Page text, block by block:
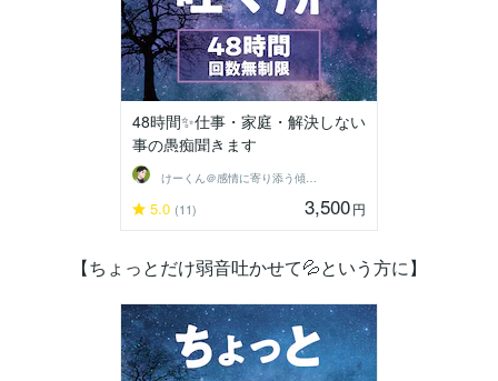
48時間✨仕事・家庭・解決しない
事の愚痴聞きます
けーくん＠感情に寄り添う傾聴人「K」
5.0 (11) 3,500円
【ちょっとだけ弱音吐かせて💦という方に】